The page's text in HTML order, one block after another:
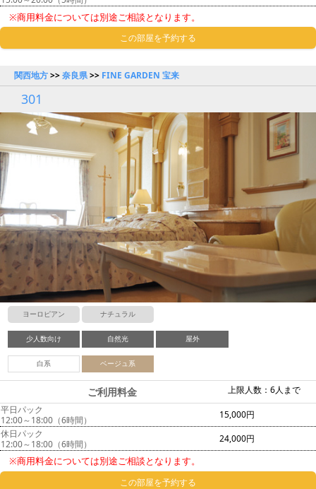
※商用料金については別途ご相談となります。
この部屋を予約する
関西地方>>奈良県>> FINE GARDEN 宝来
301
ヨーロピアン ナチュラル
少人数向け 自然光 屋外
白系 ベージュ系
上限人数：6人まで
ご利用料金
平日パック
12:00～18:00（6時間）
15,000円
休日パック
12:00～18:00（6時間）
24,000円
※商用料金については別途ご相談となります。
この部屋を予約する